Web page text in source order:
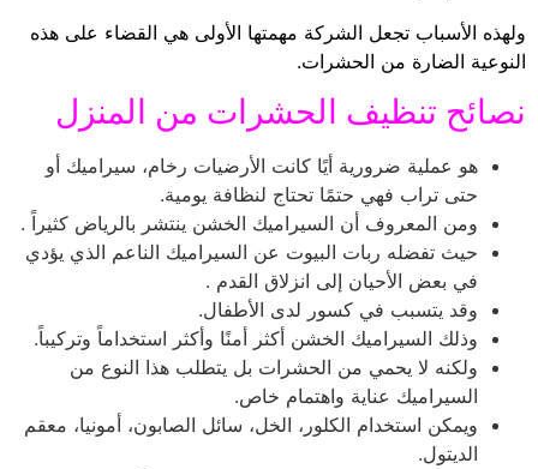
ولهذه الأسباب تجعل الشركة مهمتها الأولى هي القضاء على هذه
النوعية الضارة من الحشرات.
نصائح تنظيف الحشرات من المنزل
هو عملية ضرورية أيًا كانت الأرضيات رخام، سيراميك أو
حتى تراب فهي حتمًا تحتاج لنظافة يومية.
ومن المعروف أن السيراميك الخشن ينتشر بالرياض كثيراً .
حيث تفضله ربات البيوت عن السيراميك الناعم الذي يؤدي
في بعض الأحيان إلى انزلاق القدم .
وقد يتسبب في كسور لدى الأطفال.
وذلك السيراميك الخشن أكثر أمنًا وأكثر استخداماً وتركيباً.
ولكنه لا يحمي من الحشرات بل يتطلب هذا النوع من
السيراميك عناية واهتمام خاص.
ويمكن استخدام الكلور، الخل، سائل الصابون، أمونيا، معقم
الديتول.